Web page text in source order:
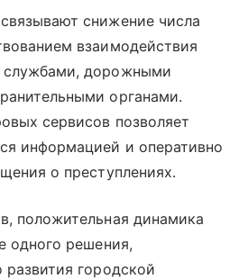
снижение числа
взаимодействия
дорожными
органами.
сервисов позволяет
информацией и оперативно
о преступлениях.
положительная динамика
одного решения,
развития городской